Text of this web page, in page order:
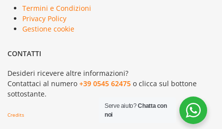
Termini e Condizioni
Privacy Policy
Gestione cookie
CONTATTI
Desideri ricevere altre informazioni?
Contattaci al numero +39 0545 62475 o clicca sul bottone
sottostante.
Credits
Serve aiuto?Chatta con
noi